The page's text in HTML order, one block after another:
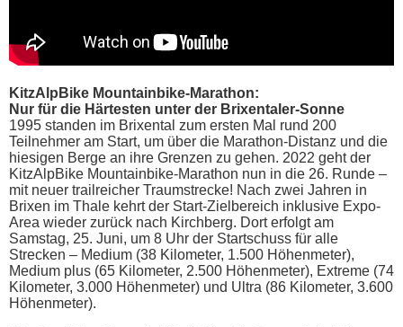
KitzAlpBike Mountainbike-Marathon:
Nur für die Härtesten unter der Brixentaler-Sonne
1995 standen im Brixental zum ersten Mal rund 200
Teilnehmer am Start, um über die Marathon-Distanz und die
hiesigen Berge an ihre Grenzen zu gehen. 2022 geht der
KitzAlpBike Mountainbike-Marathon nun in die 26. Runde –
mit neuer trailreicher Traumstrecke! Nach zwei Jahren in
Brixen im Thale kehrt der Start-Zielbereich inklusive Expo-
Area wieder zurück nach Kirchberg. Dort erfolgt am
Samstag, 25. Juni, um 8 Uhr der Startschuss für alle
Strecken – Medium (38 Kilometer, 1.500 Höhenmeter),
Medium plus (65 Kilometer, 2.500 Höhenmeter), Extreme (74
Kilometer, 3.000 Höhenmeter) und Ultra (86 Kilometer, 3.600
Höhenmeter).